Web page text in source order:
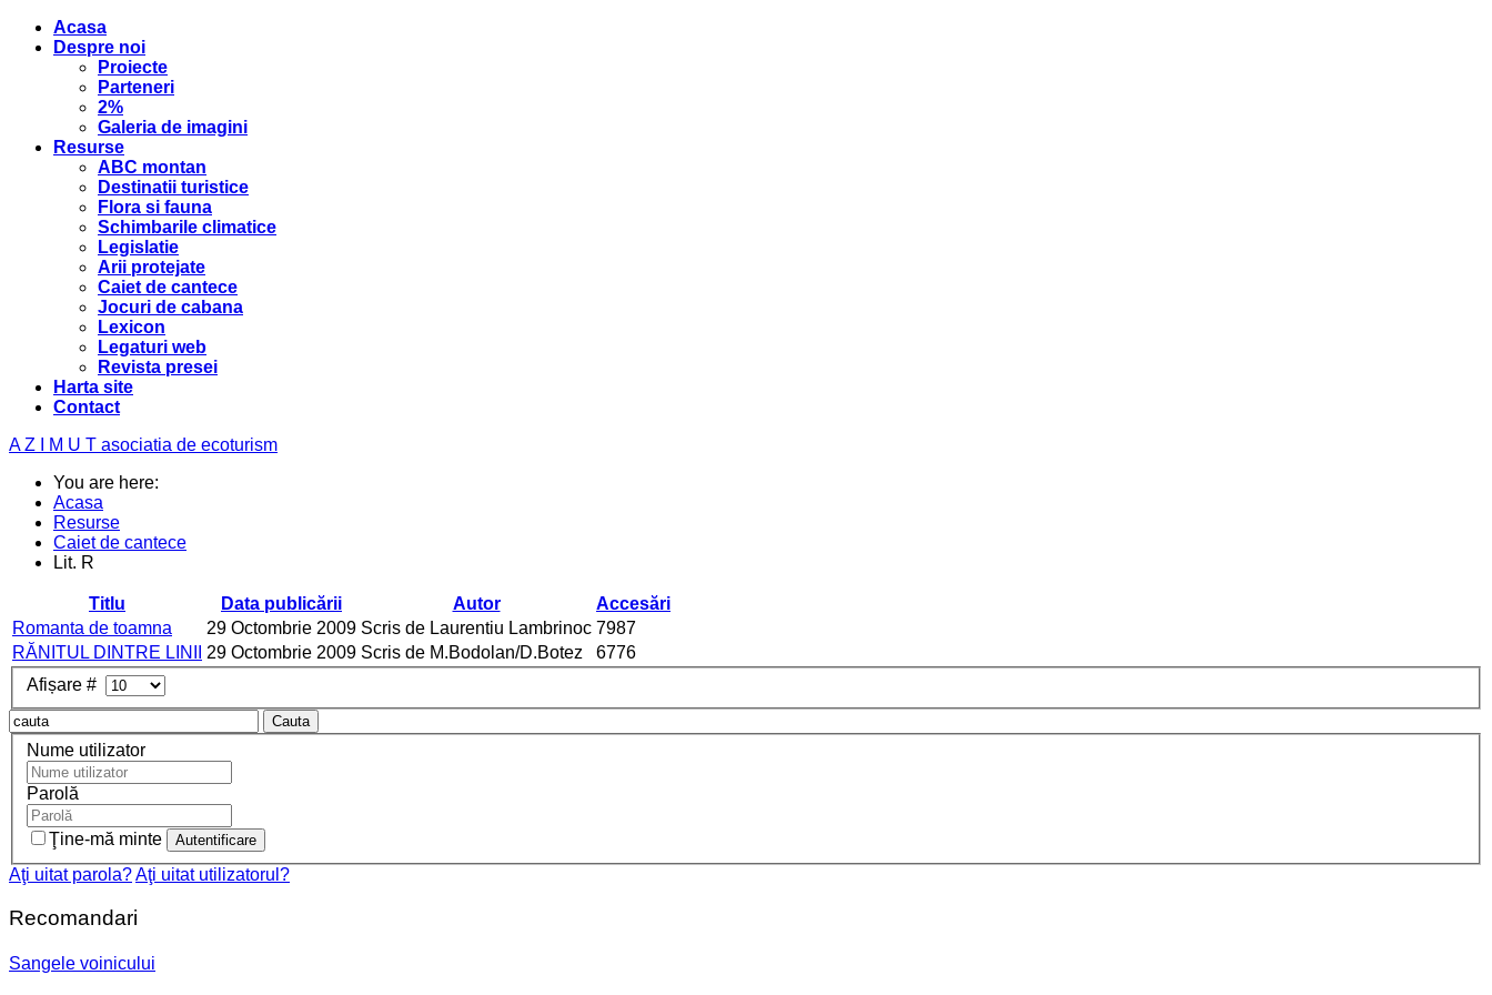
Acasa
Despre noi
Proiecte
Parteneri
2%
Galeria de imagini
Resurse
ABC montan
Destinatii turistice
Flora si fauna
Schimbarile climatice
Legislatie
Arii protejate
Caiet de cantece
Jocuri de cabana
Lexicon
Legaturi web
Revista presei
Harta site
Contact
A Z I M U T asociatia de ecoturism
You are here:
Acasa
Resurse
Caiet de cantece
Lit. R
Titlu Data publicării Autor
Accesări
Romanta de toamna
29 Octombrie 2009 Scris de Laurentiu Lambrinoc 7987
RĂNITUL DINTRE LINII
29 Octombrie 2009 Scris de M.Bodolan/D.Botez
6776
Afișare #
Cauta
Nume utilizator
Parolă
Ţine-mă minte
Aţi uitat parola?Aţi uitat utilizatorul?
Recomandari
Sangele voinicului